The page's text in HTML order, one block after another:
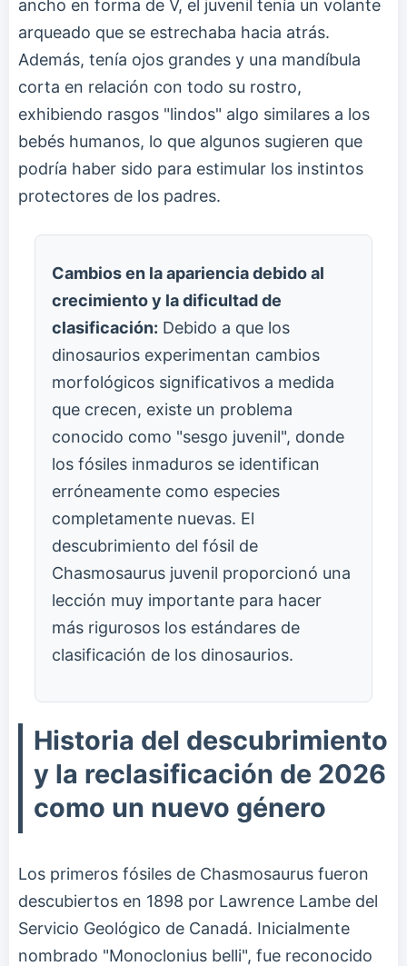
ancho en forma de V, el juvenil tenía un volante
arqueado que se estrechaba hacia atrás.
Además, tenía ojos grandes y una mandíbula
corta en relación con todo su rostro,
exhibiendo rasgos "lindos" algo similares a los
bebés humanos, lo que algunos sugieren que
podría haber sido para estimular los instintos
protectores de los padres.
Cambios en la apariencia debido al
crecimiento y la dificultad de
clasificación: Debido a que los
dinosaurios experimentan cambios
morfológicos significativos a medida
que crecen, existe un problema
conocido como "sesgo juvenil", donde
los fósiles inmaduros se identifican
erróneamente como especies
completamente nuevas. El
descubrimiento del fósil de
Chasmosaurus juvenil proporcionó una
lección muy importante para hacer
más rigurosos los estándares de
clasificación de los dinosaurios.
Historia del descubrimiento
y la reclasificación de 2026
como un nuevo género
Los primeros fósiles de Chasmosaurus fueron
descubiertos en 1898 por Lawrence Lambe del
Servicio Geológico de Canadá. Inicialmente
nombrado "Monoclonius belli", fue reconocido